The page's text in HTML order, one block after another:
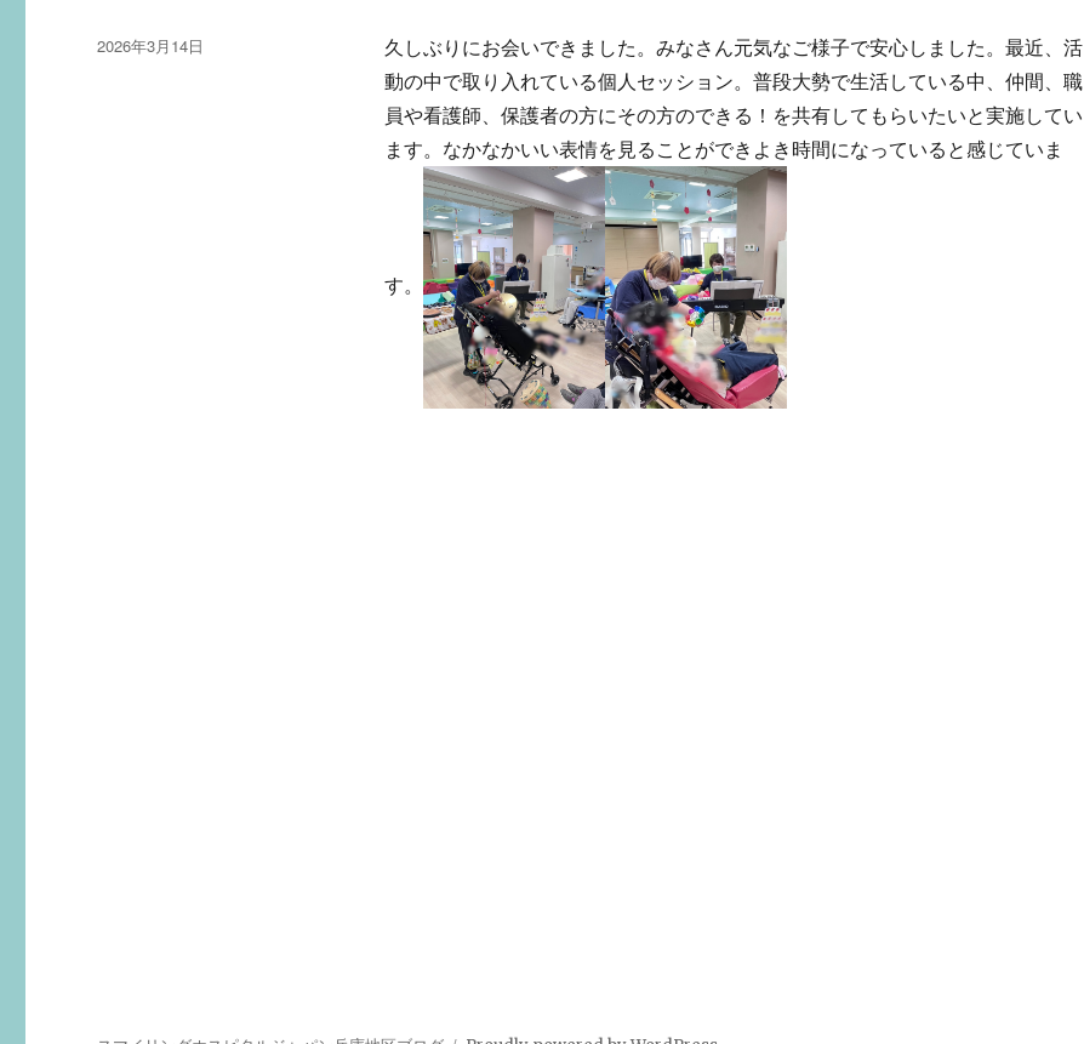
久しぶりにお会いできました。みなさん元気なご様子で安心しました。最近、活
動の中で取り入れている個人セッション。普段大勢で生活している中、仲間、職
員や看護師、保護者の方にその方のできる！を共有してもらいたいと実施してい
ます。なかなかいい表情を見ることができよき時間になっていると感じていま
す。
投
2026年3月14日